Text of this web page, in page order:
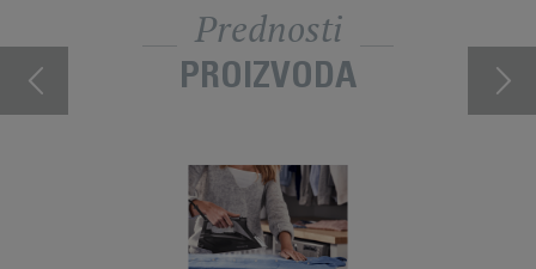
Prednosti
PROIZVODA